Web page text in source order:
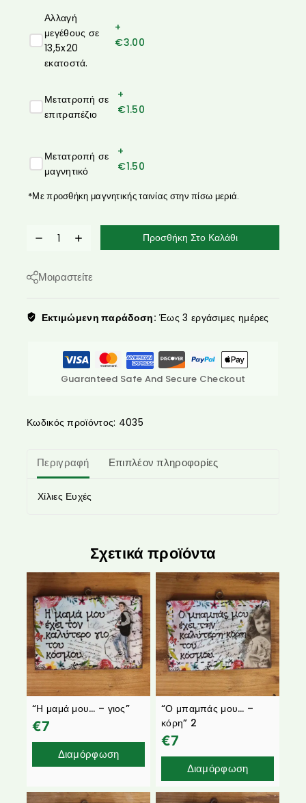
Αλλαγή
μεγέθους σε
13,5x20
εκατοστά.
+
€3.00
Μετατροπή σε
επιτραπέζιο
+
€1.50
Μετατροπή σε
μαγνητικό
+
€1.50
*Με προσθήκη μαγνητικής ταινίας στην πίσω μεριά.
Προσθήκη Στο Καλάθι
Μοιραστείτε
Εκτιμώμενη παράδοση: Έως 3 εργάσιμες ημέρες
Guaranteed Safe And Secure Checkout
Κωδικός προϊόντος: 4035
Περιγραφή Επιπλέον πληροφορίες
Χίλιες Ευχές
Σχετικά προϊόντα
“Η μαμά μου… – γιος”
€7
Διαμόρφωση
“Ο μπαμπάς μου… –
κόρη” 2
€7
Διαμόρφωση